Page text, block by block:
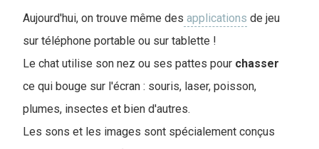
Aujourd'hui, on trouve même des applications de jeu
sur téléphone portable ou sur tablette !
Le chat utilise son nez ou ses pattes pour chasser
ce qui bouge sur l'écran : souris, laser, poisson,
plumes, insectes et bien d'autres.
Les sons et les images sont spécialement conçus